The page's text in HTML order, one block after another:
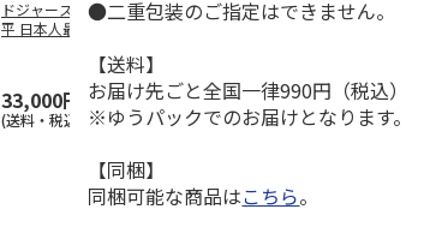
ドジャース 大谷翔
平 日本人最多53試
33,000円
(送料・税込)
MLB ドジャース 大
谷翔平 2026 NL 3・
33,000円
(送料・税込)
ドジャース 大谷翔
9,900円
(送料・税込)
●二重包装のご指定はできません。
【送料】
お届け先ごと全国一律990円（税込）
※ゆうパックでのお届けとなります。
【同梱】
同梱可能な商品はこちら。